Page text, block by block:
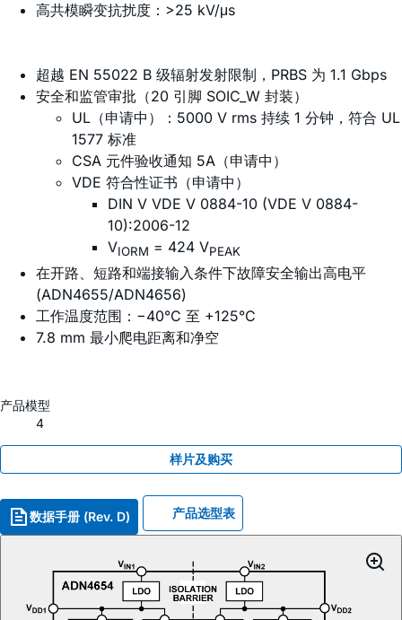
高共模瞬变抗扰度：>25 kV/μs
超越 EN 55022 B 级辐射发射限制，PRBS 为 1.1 Gbps
安全和监管审批（20 引脚 SOIC_W 封装）
UL（申请中）：5000 V rms 持续 1 分钟，符合 UL
1577 标准
CSA 元件验收通知 5A（申请中）
VDE 符合性证书（申请中）
DIN V VDE V 0884-10 (VDE V 0884-
10):2006-12
VIORM = 424 VPEAK
在开路、短路和端接输入条件下故障安全输出高电平
(ADN4655/ADN4656)
工作温度范围：−40°C 至 +125°C
7.8 mm 最小爬电距离和净空
产品模型
4
样片及购买
数据手册 (Rev. D) 产品选型表